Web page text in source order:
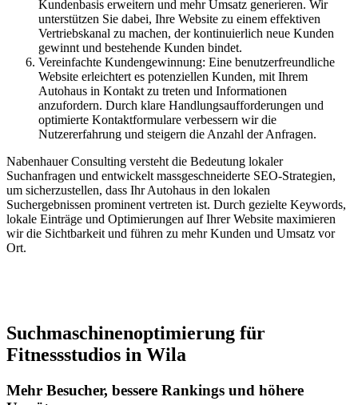
Kundenbasis erweitern und mehr Umsatz generieren. Wir
unterstützen Sie dabei, Ihre Website zu einem effektiven
Vertriebskanal zu machen, der kontinuierlich neue Kunden
gewinnt und bestehende Kunden bindet.
Vereinfachte Kundengewinnung: Eine benutzerfreundliche
Website erleichtert es potenziellen Kunden, mit Ihrem
Autohaus in Kontakt zu treten und Informationen
anzufordern. Durch klare Handlungsaufforderungen und
optimierte Kontaktformulare verbessern wir die
Nutzererfahrung und steigern die Anzahl der Anfragen.
Nabenhauer Consulting versteht die Bedeutung lokaler
Suchanfragen und entwickelt massgeschneiderte SEO-Strategien,
um sicherzustellen, dass Ihr Autohaus in den lokalen
Suchergebnissen prominent vertreten ist. Durch gezielte Keywords,
lokale Einträge und Optimierungen auf Ihrer Website maximieren
wir die Sichtbarkeit und führen zu mehr Kunden und Umsatz vor
Ort.
Suchmaschinenoptimierung für
Fitnessstudios in Wila
Mehr Besucher, bessere Rankings und höhere